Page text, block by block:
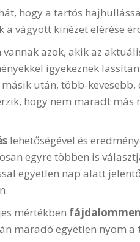
hogy a tartós
a vágyott kinézet elérése
vannak azok, akik az
igyekeznek
után, több-
hogy nem maradt más
lehetőségével és
egyre többen is
egyetlen nap alatt
mértékben
maradó egyetlen nyom a